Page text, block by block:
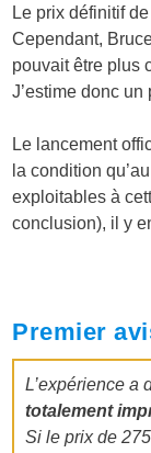
Le prix définitif
Cependant,
pouvait être plus
J’estime donc
Le lancement
la condition
exploitables à
conclusion), il y
Premier
L’expérience a
totalement
Si le prix de